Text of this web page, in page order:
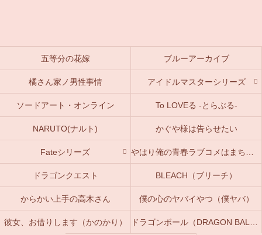
五等分の花嫁 ブルーアーカイブ
橘さん家ノ男性事情 アイドルマスターシリーズ
ソードアート・オンライン To LOVEる -とらぶる-
NARUTO(ナルト) かぐや様は告らせたい
Fateシリーズ
ドラゴンクエスト BLEACH（ブリーチ）
からかい上手の高木さん 僕の心のヤバイやつ（僕ヤバ）
彼女、お借りします（かのかり）